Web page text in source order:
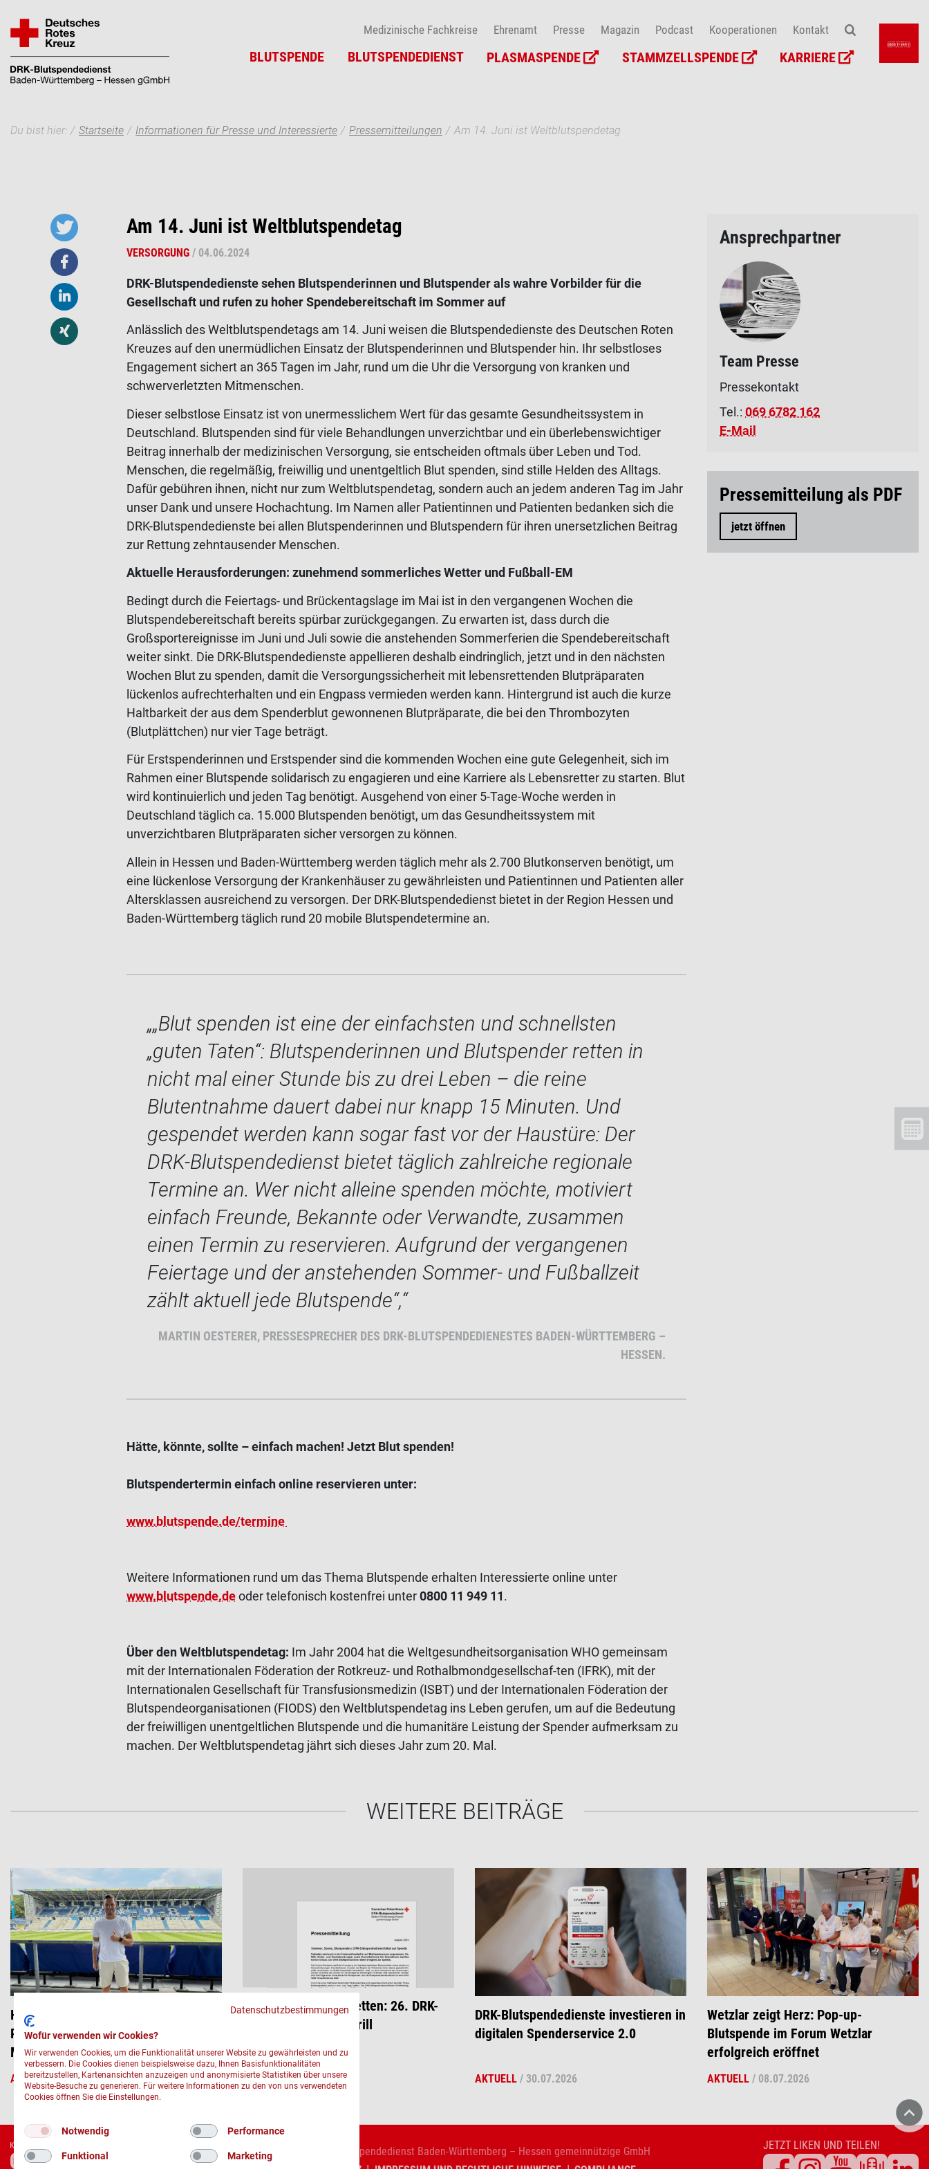
zum
Inhalt
Medizinische Fachkreise Ehrenamt Presse Magazin Podcast Kooperationen Kontakt
BLUTSPENDE BLUTSPENDEDIENST PLASMASPENDE STAMMZELLSPENDE KARRIERE
Du bist hier: Startseite Informationen für Presse und Interessierte Pressemitteilungen Am 14. Juni ist Weltblutspendetag
Suche
Am 14. Juni ist Weltblutspendetag
VERSORGUNG / 04.06.2024
DRK-Blutspendedienste sehen Blutspenderinnen und Blutspender als wahre Vorbilder für die
Gesellschaft und rufen zu hoher Spendebereitschaft im Sommer auf
Anlässlich des Weltblutspendetags am 14. Juni weisen die Blutspendedienste des Deutschen Roten
Kreuzes auf den unermüdlichen Einsatz der Blutspenderinnen und Blutspender hin. Ihr selbstloses
Engagement sichert an 365 Tagen im Jahr, rund um die Uhr die Versorgung von kranken und
schwerverletzten Mitmenschen.
Dieser selbstlose Einsatz ist von unermesslichem Wert für das gesamte Gesundheitssystem in
Deutschland. Blutspenden sind für viele Behandlungen unverzichtbar und ein überlebenswichtiger
Beitrag innerhalb der medizinischen Versorgung, sie entscheiden oftmals über Leben und Tod.
Menschen, die regelmäßig, freiwillig und unentgeltlich Blut spenden, sind stille Helden des Alltags.
Dafür gebühren ihnen, nicht nur zum Weltblutspendetag, sondern auch an jedem anderen Tag im Jahr
unser Dank und unsere Hochachtung. Im Namen aller Patientinnen und Patienten bedanken sich die
DRK-Blutspendedienste bei allen Blutspenderinnen und Blutspendern für ihren unersetzlichen Beitrag
zur Rettung zehntausender Menschen.
Aktuelle Herausforderungen: zunehmend sommerliches Wetter und Fußball-EM
Bedingt durch die Feiertags- und Brückentagslage im Mai ist in den vergangenen Wochen die
Blutspendebereitschaft bereits spürbar zurückgegangen. Zu erwarten ist, dass durch die
Großsportereignisse im Juni und Juli sowie die anstehenden Sommerferien die Spendebereitschaft
weiter sinkt. Die DRK-Blutspendedienste appellieren deshalb eindringlich, jetzt und in den nächsten
Wochen Blut zu spenden, damit die Versorgungssicherheit mit lebensrettenden Blutpräparaten
lückenlos aufrechterhalten und ein Engpass vermieden werden kann. Hintergrund ist auch die kurze
Haltbarkeit der aus dem Spenderblut gewonnenen Blutpräparate, die bei den Thrombozyten
(Blutplättchen) nur vier Tage beträgt.
Für Erstspenderinnen und Erstspender sind die kommenden Wochen eine gute Gelegenheit, sich im
Rahmen einer Blutspende solidarisch zu engagieren und eine Karriere als Lebensretter zu starten. Blut
wird kontinuierlich und jeden Tag benötigt. Ausgehend von einer 5-Tage-Woche werden in
Deutschland täglich ca. 15.000 Blutspenden benötigt, um das Gesundheitssystem mit
unverzichtbaren Blutpräparaten sicher versorgen zu können.
Allein in Hessen und Baden-Württemberg werden täglich mehr als 2.700 Blutkonserven benötigt, um
eine lückenlose Versorgung der Krankenhäuser zu gewährleisten und Patientinnen und Patienten aller
Altersklassen ausreichend zu versorgen. Der DRK-Blutspendedienst bietet in der Region Hessen und
Baden-Württemberg täglich rund 20 mobile Blutspendetermine an.
„Blut spenden ist eine der einfachsten und schnellsten
„guten Taten“: Blutspenderinnen und Blutspender retten in
nicht mal einer Stunde bis zu drei Leben – die reine
Blutentnahme dauert dabei nur knapp 15 Minuten. Und
gespendet werden kann sogar fast vor der Haustüre: Der
DRK-Blutspendedienst bietet täglich zahlreiche regionale
Termine an. Wer nicht alleine spenden möchte, motiviert
einfach Freunde, Bekannte oder Verwandte, zusammen
einen Termin zu reservieren. Aufgrund der vergangenen
Feiertage und der anstehenden Sommer- und Fußballzeit
zählt aktuell jede Blutspende“,
MARTIN OESTERER, PRESSESPRECHER DES DRK-BLUTSPENDEDIENESTES BADEN-WÜRTTEMBERG –
HESSEN.
Hätte, könnte, sollte – einfach machen! Jetzt Blut spenden!
Blutspendertermin einfach online reservieren unter:
www.blutspende.de/termine
Weitere Informationen rund um das Thema Blutspende erhalten Interessierte online unter
www.blutspende.deoder telefonisch kostenfrei unter0800 11 949 11.
Über den Weltblutspendetag: Im Jahr 2004 hat die Weltgesundheitsorganisation WHO gemeinsam
mit der Internationalen Föderation der Rotkreuz- und Rothalbmondgesellschaf-ten (IFRK), mit der
Internationalen Gesellschaft für Transfusionsmedizin (ISBT) und der Internationalen Föderation der
Blutspendeorganisationen (FIODS) den Weltblutspendetag ins Leben gerufen, um auf die Bedeutung
der freiwilligen unentgeltlichen Blutspende und die humanitäre Leistung der Spender aufmerksam zu
machen. Der Weltblutspendetag jährt sich dieses Jahr zum 20. Mal.
Ansprech­partner
Team Presse
Pressekontakt
Tel.: 069 6782 162
E-Mail
Pressemitteilung als PDF
jetzt öffnen
WEITERE BEITRÄGE
Heimspiel für Lebensretter*innen:
Rund 150 Menschen spenden Blut im
Merck-Stadion bei den Lilien
AKTUELL/05.08.2026
Gemeinsam Leben retten: 26. DRK-
Blutspende in Tripsdrill
AKTUELL/05.08.2026
DRK-Blutspendedienste investieren in
digitalen Spenderservice 2.0
AKTUELL / 30.07.2026
Wetzlar zeigt Herz: Pop-up-
Blutspende im Forum Wetzlar
erfolgreich eröffnet
AKTUELL / 08.07.2026
© 2026 DRK-Blutspendedienst Baden-Württemberg – Hessen gemeinnützige GmbH
DRK
JETZT LIKEN UND TEILEN!
Datenschutzbestimmungen
Wofür verwenden wir Cookies?
Wir verwenden Cookies, um die Funktionalität unserer Website zu gewährleisten und zu
verbessern. Die Cookies dienen beispielsweise dazu, Ihnen Basisfunktionalitäten
bereitzustellen, Kartenansichten anzuzeigen und anonymisierte Statistiken über unsere
Website-Besuche zu generieren. Für weitere Informationen zu den von uns verwendeten
Cookies öffnen Sie die Einstellungen.
Notwendig Performance
Funktional Marketing